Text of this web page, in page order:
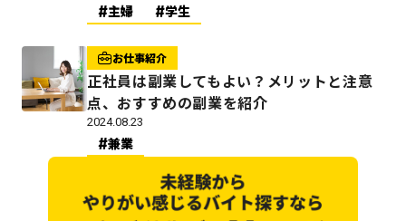
主婦 学生
お仕事紹介
正社員は副業してもよい？メリットと注意
点、おすすめの副業を紹介
2024.08.23
兼業